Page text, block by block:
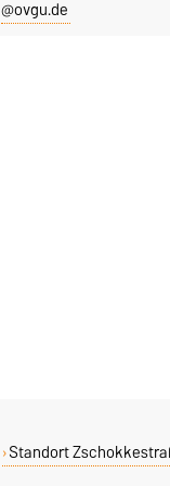
@ovgu.de
Standort